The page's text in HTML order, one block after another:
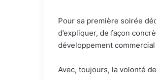
Pour sa première soirée
d’expliquer, de façon
développement
Avec, toujours, la volonté